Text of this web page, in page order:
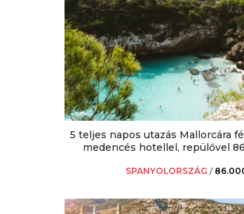
5 teljes napos utazás Mallorcára
medencés hotellel, repülővel
SPANYOLORSZÁG /